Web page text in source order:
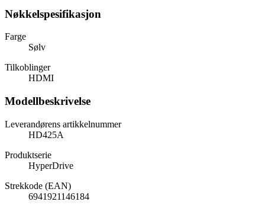
Nøkkelspesifikasjon
Farge
Sølv
Tilkoblinger
HDMI
Modellbeskrivelse
Leverandørens artikkelnummer
HD425A
Produktserie
HyperDrive
Strekkode (EAN)
6941921146184